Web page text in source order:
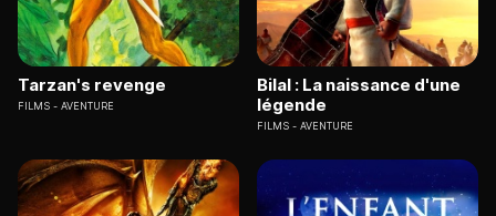
Tarzan's revenge
FILMS AVENTURE
Bilal : La naissance d'une
légende
FILMS AVENTURE